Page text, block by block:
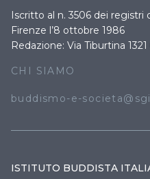
Iscritto al n. 3506 dei registri
Firenze l’8 ottobre 1986
Redazione: Via Tiburtina
CHI SIAMO
buddismo-e-
ISTITUTO BUDDISTA